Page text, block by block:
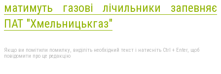
матимуть газові лічильники запевняє
ПАТ "Хмельницькгаз"
Якщо ви помітили помилку, виділіть необхідний текст і натисніть Ctrl + Enter, щоб
повідомити про це редакцію